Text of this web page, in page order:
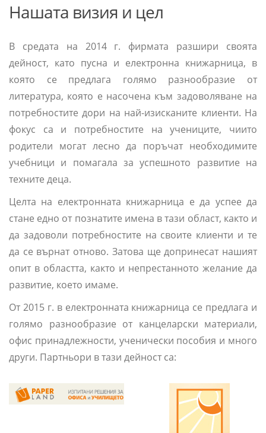
Нашата визия и цел
В средата на 2014 г. фирмата разшири своята
дейност, като пусна и електронна книжарница, в
която се предлага голямо разнообразие от
литература, която е насочена към задоволяване на
потребностите дори на най-изисканите клиенти. На
фокус са и потребностите на учениците, чиито
родители могат лесно да поръчат необходимите
учебници и помагала за успешното развитие на
техните деца.
Целта на електронната книжарница е да успее да
стане едно от познатите имена в тази област, както и
да задоволи потребностите на своите клиенти и те
да се върнат отново. Затова ще допринесат нашият
опит в областта, както и непрестанното желание да
развитие, което имаме.
От 2015 г. в електронната книжарница се предлага и
голямо разнообразие от канцеларски материали,
офис принадлежности, ученически пособия и много
други. Партньори в тази дейност са:
Нашите